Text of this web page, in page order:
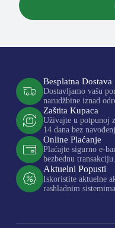
Besplatna Dostava
Dostavljamo vašu
narudžbine iznad
Zaštita Kupaca
Uživajte u potpunoj
14 dana bez
Online Plaćanje
Plaćajte sigurno e-
bezbednu transakciju.
Aktuelni Popusti
Iskoristite aktuelne
rashladnim